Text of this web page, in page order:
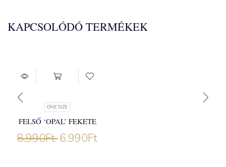
KAPCSOLÓDÓ TERMÉKEK
ONE SIZE
FELSŐ ‘OPAL’ FEKETE
8.990Ft 6.990Ft